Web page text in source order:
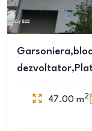
47.00 m2